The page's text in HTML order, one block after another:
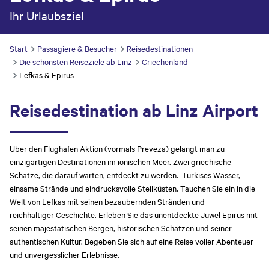
Ihr Urlaubsziel
Start Passagiere & Besucher
Reisedestinationen
Die schönsten Reiseziele ab Linz
Griechenland
Lefkas & Epirus
Reisedestination ab Linz Airport
Über den Flughafen Aktion (vormals Preveza) gelangt man zu
einzigartigen Destinationen im ionischen Meer. Zwei griechische
Schätze, die darauf warten, entdeckt zu werden. Türkises Wasser,
einsame Strände und eindrucksvolle Steilküsten. Tauchen Sie ein in die
Welt von Lefkas mit seinen bezaubernden Stränden und
reichhaltiger Geschichte. Erleben Sie das unentdeckte Juwel Epirus mit
seinen majestätischen Bergen, historischen Schätzen und seiner
authentischen Kultur. Begeben Sie sich auf eine Reise voller Abenteuer
und unvergesslicher Erlebnisse.